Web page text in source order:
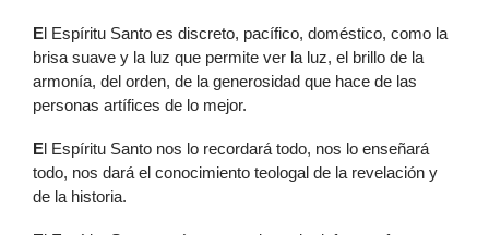
El Espíritu Santo es discreto, pacífico, doméstico, como la
brisa suave y la luz que permite ver la luz, el brillo de la
armonía, del orden, de la generosidad que hace de las
personas artífices de lo mejor.
El Espíritu Santo nos lo recordará todo, nos lo enseñará
todo, nos dará el conocimiento teologal de la revelación y
de la historia.